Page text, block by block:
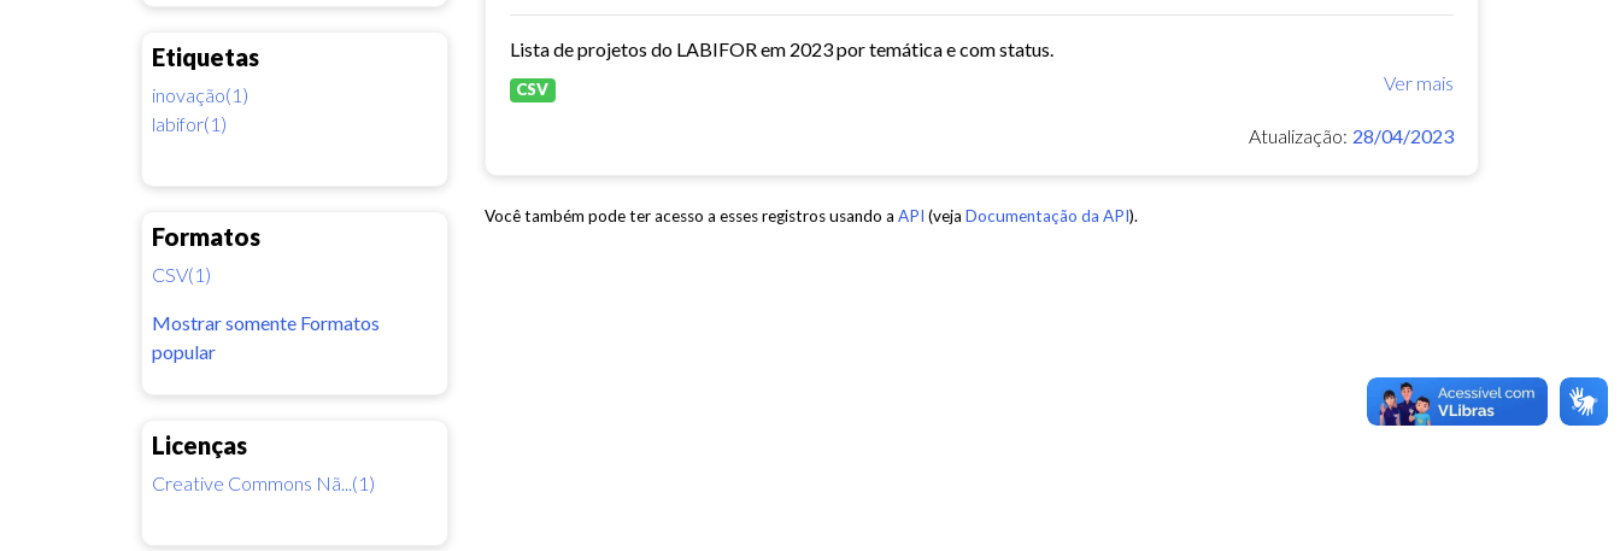
Etiquetas
inovação(1)
labifor(1)
Formatos
CSV(1)
Mostrar somente Formatos
popular
Licenças
Creative Commons Nã...(1)
Lista de projetos do LABIFOR em 2023 por temática e com status.
Ver mais
CSV
Atualização: 28/04/2023
Você também pode ter acesso a esses registros usando a API (veja Documentação da API).